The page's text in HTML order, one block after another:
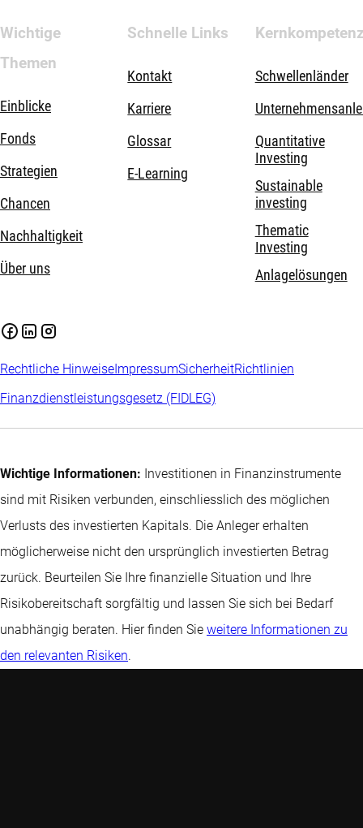
Wichtige
Themen
Einblicke
Fonds
Strategien
Chancen
Nachhaltigkeit
Über uns
Schnelle Links
Kontakt
Karriere
Glossar
E-Learning
Schwellenländer
Quantitative
Investing
Sustainable
investing
Thematic
Investing
Anlagelösungen
Rechtliche HinweiseImpressumSicherheitRichtlinien
Finanzdienstleistungsgesetz (FIDLEG)
Wichtige Informationen: Investitionen in Finanzinstrumente
sind mit Risiken verbunden, einschliesslich des möglichen
Verlusts des investierten Kapitals. Die Anleger erhalten
möglicherweise nicht den ursprünglich investierten Betrag
zurück. Beurteilen Sie Ihre finanzielle Situation und Ihre
Risikobereitschaft sorgfältig und lassen Sie sich bei Bedarf
unabhängig beraten. Hier finden Sie weitere Informationen zu
den relevanten Risiken.